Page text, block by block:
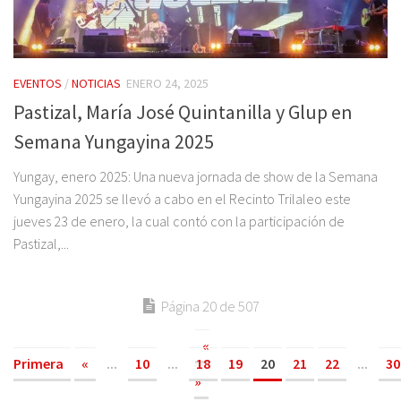
EVENTOS /NOTICIAS ENERO 24, 2025
Pastizal, María José Quintanilla y Glup en
Semana Yungayina 2025
Yungay, enero 2025: Una nueva jornada de show de la Semana
Yungayina 2025 se llevó a cabo en el Recinto Trilaleo este
jueves 23 de enero, la cual contó con la participación de
Pastizal,...
Página 20 de 507
«
Primera
« ... 10 ... 18 19 20 21 22 ...
30
»